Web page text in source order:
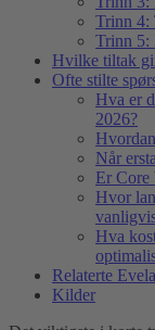
Trinn 4:
Trinn 5:
Hvilke tiltak
Ofte stilte
Hva er
2026?
Når
Er Core
Hvor
Hva
Relaterte
Kilder